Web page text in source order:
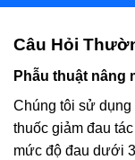
Câu Hỏi
Phẫu thuật nâng
Chúng tôi sử dụng
thuốc giảm đau
mức độ đau dưới